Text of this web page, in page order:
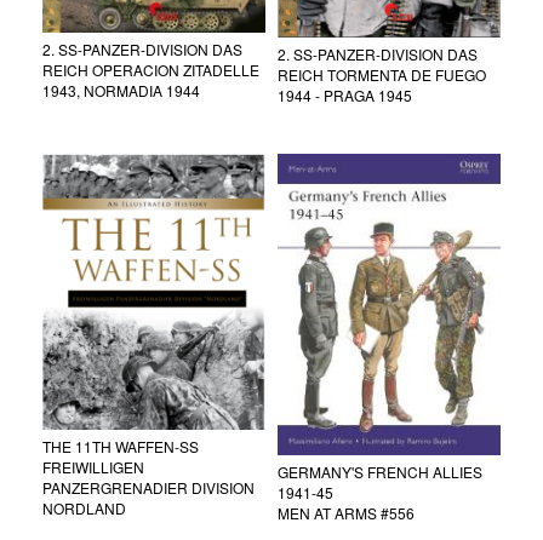
2. SS-PANZER-DIVISION DAS
REICH OPERACION ZITADELLE
1943, NORMADIA 1944
2. SS-PANZER-DIVISION DAS
REICH TORMENTA DE FUEGO
1944 - PRAGA 1945
THE 11TH WAFFEN-SS
FREIWILLIGEN
PANZERGRENADIER DIVISION
NORDLAND
GERMANY'S FRENCH ALLIES
1941-45
MEN AT ARMS #556